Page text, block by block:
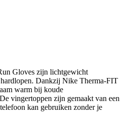
Gloves zijn lichtgewicht
Dankzij Nike Therma-FIT
warm bij koude
vingertoppen zijn gemaakt van een
kan gebruiken zonder je